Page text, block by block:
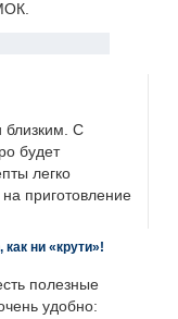
близким. С
будет
легко
приготовление
ни «крути»!
полезные
удобно: